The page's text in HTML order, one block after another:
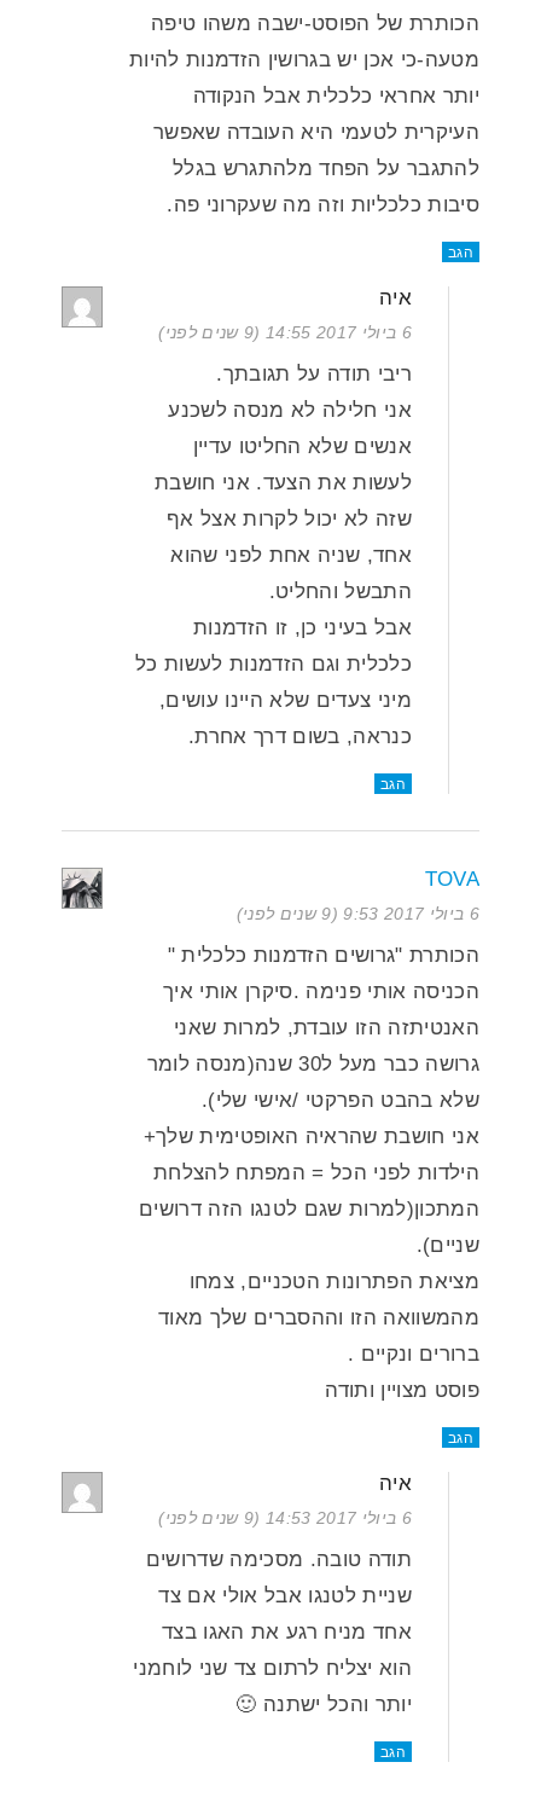
הכותרת של הפוסט-ישבה משהו טיפה
מטעה-כי אכן יש בגרושין הזדמנות להיות
יותר אחראי כלכלית אבל הנקודה
העיקרית לטעמי היא העובדה שאפשר
להתגבר על הפחד מלהתגרש בגלל
סיבות כלכליות וזה מה שעקרוני פה.
הגב
איה
6 ביולי 2017 14:55 (9 שנים לפני)
ריבי תודה על תגובתך.
אני חלילה לא מנסה לשכנע
אנשים שלא החליטו עדיין
לעשות את הצעד. אני חושבת
שזה לא יכול לקרות אצל אף
אחד, שניה אחת לפני שהוא
התבשל והחליט.
אבל בעיני כן, זו הזדמנות
כלכלית וגם הזדמנות לעשות כל
מיני צעדים שלא היינו עושים,
כנראה, בשום דרך אחרת.
הגב
TOVA
6 ביולי 2017 9:53 (9 שנים לפני)
הכותרת "גרושים הזדמנות כלכלית "
הכניסה אותי פנימה .סיקרן אותי איך
האנטיתזה הזו עובדת, למרות שאני
גרושה כבר מעל ל30 שנה(מנסה לומר
שלא בהבט הפרקטי /אישי שלי).
אני חושבת שהראיה האופטימית שלך+
הילדות לפני הכל = המפתח להצלחת
המתכון(למרות שגם לטנגו הזה דרושים
שניים).
מציאת הפתרונות הטכניים, צמחו
מהמשוואה הזו וההסברים שלך מאוד
ברורים ונקיים .
פוסט מצויין ותודה
הגב
איה
6 ביולי 2017 14:53 (9 שנים לפני)
תודה טובה. מסכימה שדרושים
שניית לטנגו אבל אולי אם צד
אחד מניח רגע את האגו בצד
הוא יצליח לרתום צד שני לוחמני
יותר והכל ישתנה 🙂
הגב